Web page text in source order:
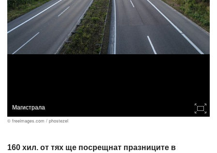
Магистрала
© freeimages.com / phostezel
160 хил. от тях ще посрещнат празниците в